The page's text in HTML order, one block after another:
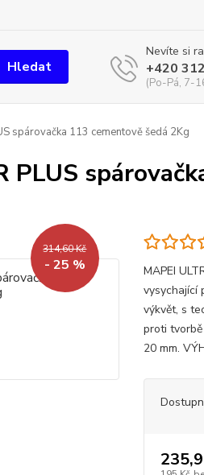
Hledat
Nevíte si
+420
(Po-Pá, 7-
spárovačka 113 cementově šedá 2Kg
PLUS
314,60 Kč
- 25 %
MAPEI
vysychající
výkvět, s
proti
20 mm.